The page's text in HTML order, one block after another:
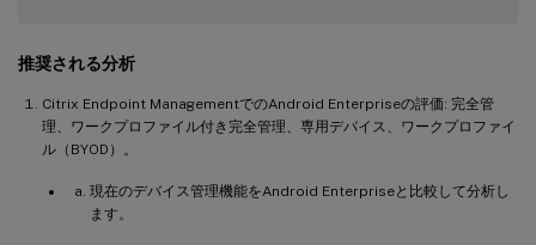
推奨される分析
Citrix Endpoint ManagementでのAndroid Enterpriseの評価: 完全管
理、ワークプロファイル付き完全管理、専用デバイス、ワークプロファイ
ル（BYOD）。
現在のデバイス管理機能をAndroid Enterpriseと比較して分析し
ます。